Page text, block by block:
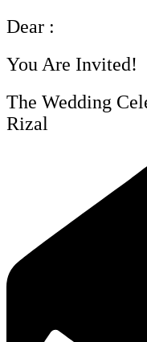
Dear :
You Are Invited!
The Wedding
Rizal